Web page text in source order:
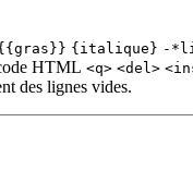
{italique} -
HTML <q> <del>
des lignes vides.